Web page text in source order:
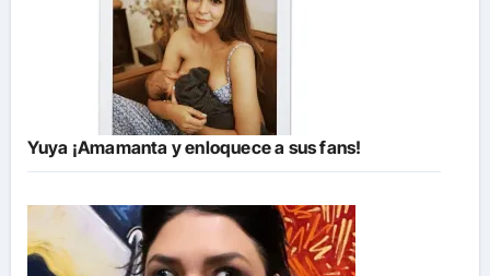
Yuya ¡Amamanta y enloquece a sus fans!